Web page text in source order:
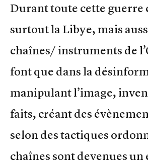
Durant toute cette guerre
surtout la Libye, mais
chaînes/ instruments de
font que dans la
manipulant l’image,
faits, créant des
selon des tactiques
chaînes sont devenues un